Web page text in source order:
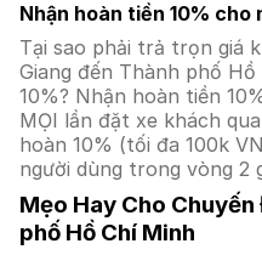
Nhận hoàn tiền 10%
Tại sao phải trả trọn giá
Giang đến Thành phố
10%? Nhận hoàn tiền
MỌI lần đặt xe khách
hoàn 10% (tối đa 100k
người dùng trong vòng 2
Mẹo Hay Cho
phố Hồ Chí Minh